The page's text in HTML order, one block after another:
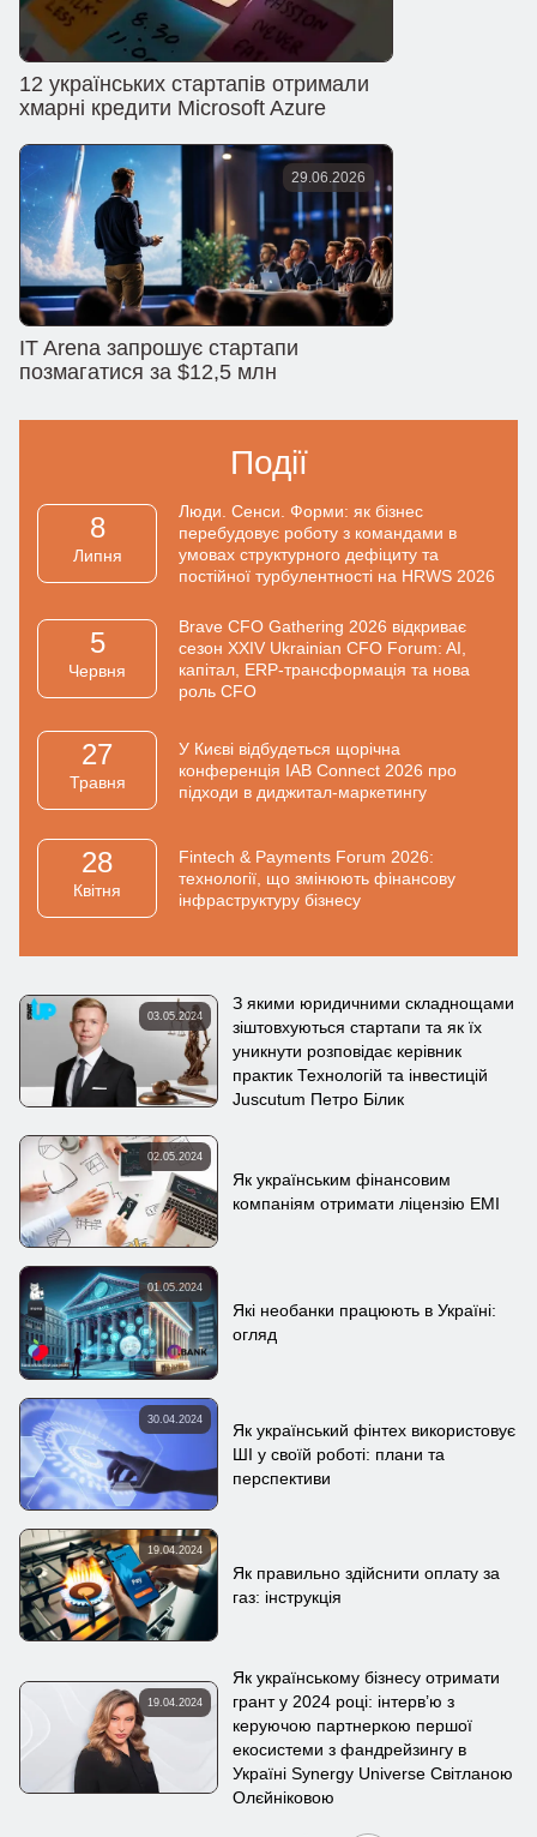
12 українських стартапів отримали
хмарні кредити Microsoft Azure
29.06.2026
IT Arena запрошує стартапи
позмагатися за $12,5 млн
Події
8
Липня
Люди. Сенси. Форми: як бізнес
перебудовує роботу з командами в
умовах структурного дефіциту та
постійної турбулентності на HRWS 2026
5
Червня
Brave CFO Gathering 2026 відкриває
сезон XXIV Ukrainian CFO Forum: AI,
капітал, ERP-трансформація та нова
роль CFO
27
Травня
У Києві відбудеться щорічна
конференція IAB Connect 2026 про
підходи в диджитал-маркетингу
28
Квiтня
Fintech & Payments Forum 2026:
технології, що змінюють фінансову
інфраструктуру бізнесу
03.05.2024
З якими юридичними складнощами
зіштовхуються стартапи та як їх
уникнути розповідає керівник
практик Технологій та інвестицій
Juscutum Петро Білик
02.05.2024
Як українським фінансовим
компаніям отримати ліцензію EMI
01.05.2024
Які необанки працюють в Україні:
огляд
30.04.2024
Як український фінтех використовує
ШІ у своїй роботі: плани та
перспективи
19.04.2024
Як правильно здійснити оплату за
газ: інструкція
19.04.2024
Як українському бізнесу отримати
грант у 2024 році: інтерв’ю з
керуючою партнеркою першої
екосистеми з фандрейзингу в
Україні Synergy Universe Світланою
Олєйніковою